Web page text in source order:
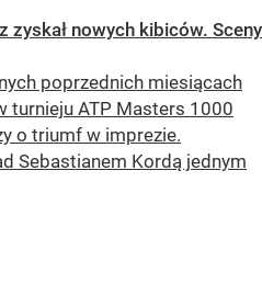
zyskał nowych kibiców. Sceny
poprzednich miesiącach
turnieju ATP Masters 1000
o triumf w imprezie.
Sebastianem Kordą jednym